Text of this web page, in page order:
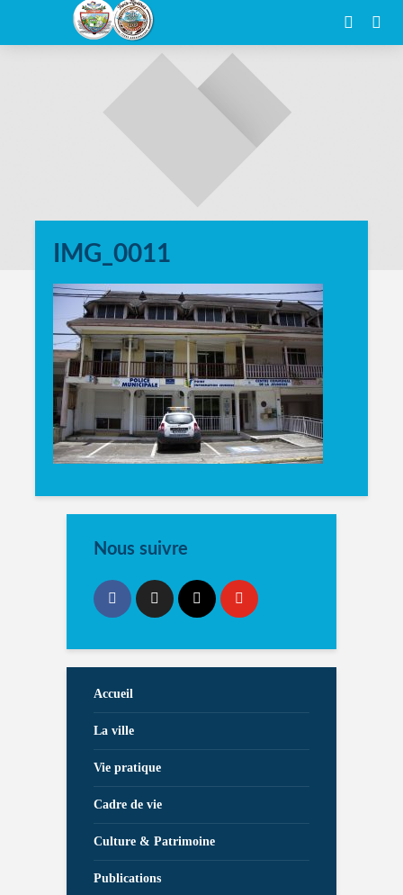
IMG_0011
Nous suivre
Accueil
La ville
Vie pratique
Cadre de vie
Culture & Patrimoine
Publications